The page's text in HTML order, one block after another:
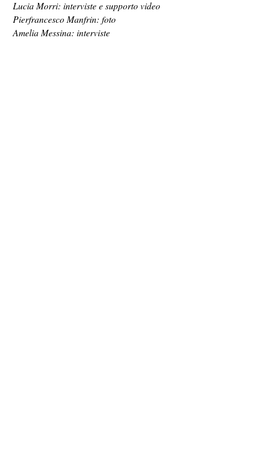
Lucia Morri: interviste e supporto video
Pierfrancesco Manfrin: foto
Amelia Messina: interviste